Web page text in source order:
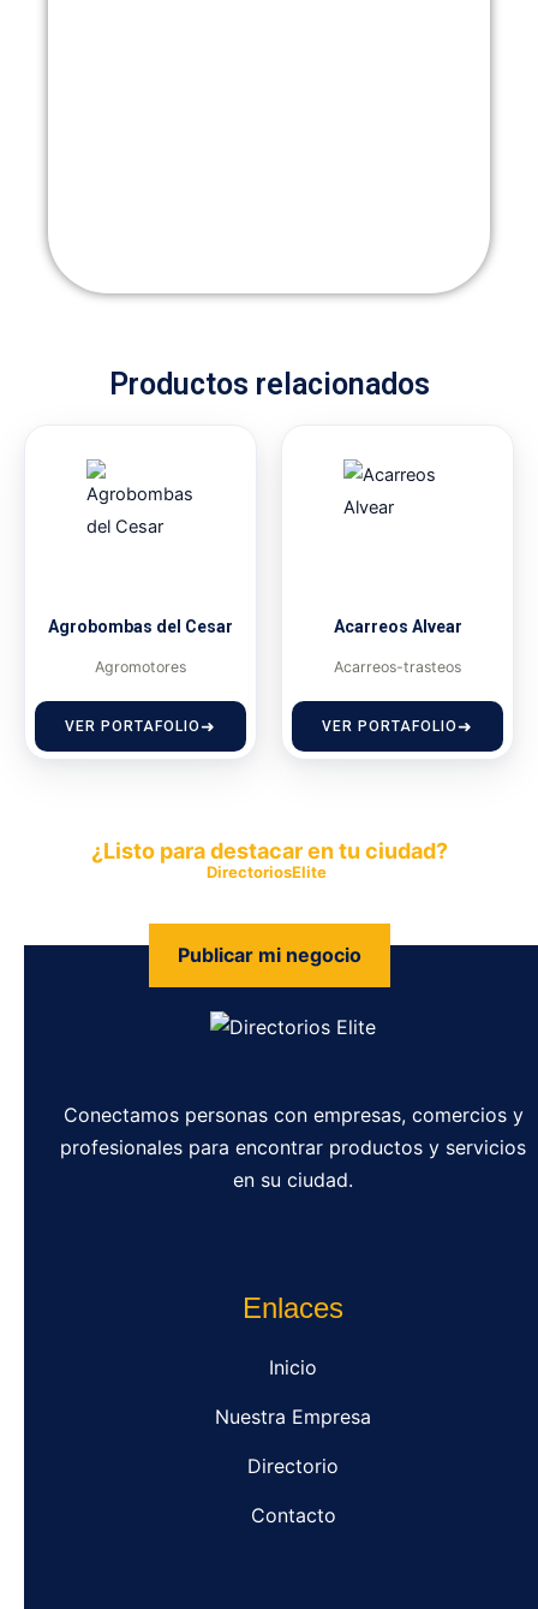
Productos relacionados
Agrobombas del Cesar
Agromotores
VER PORTAFOLIO
Acarreos Alvear
Acarreos-trasteos
VER PORTAFOLIO
¿Listo para destacar en tu ciudad?
DirectoriosElite
Publicar mi negocio
Conectamos personas con empresas, comercios y
profesionales para encontrar productos y servicios
en su ciudad.
Enlaces
Inicio
Nuestra Empresa
Directorio
Contacto